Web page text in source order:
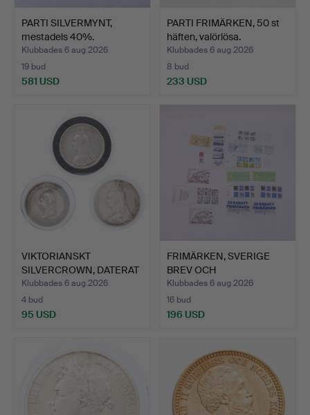
PARTI SILVERMYNT,
mestadels 40%.
Klubbades 6 aug 2026
19 bud
581 USD
PARTI FRIMÄRKEN, 50 st
häften, valörlösa.
Klubbades 6 aug 2026
8 bud
233 USD
VIKTORIANSKT
SILVERCROWN, DATERAT
1889, DO…
Klubbades 6 aug 2026
4 bud
95 USD
FRIMÄRKEN, SVERIGE
BREV OCH
RABATTFRIMÄRKE…
Klubbades 6 aug 2026
16 bud
196 USD